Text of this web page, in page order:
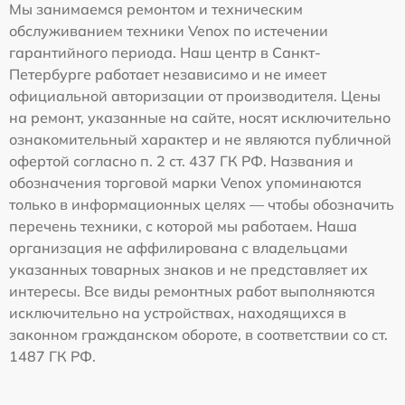
Мы занимаемся ремонтом и техническим
обслуживанием техники Venox по истечении
гарантийного периода. Наш центр в Санкт-
Петербурге работает независимо и не имеет
официальной авторизации от производителя. Цены
на ремонт, указанные на сайте, носят исключительно
ознакомительный характер и не являются публичной
офертой согласно п. 2 ст. 437 ГК РФ. Названия и
обозначения торговой марки Venox упоминаются
только в информационных целях — чтобы обозначить
перечень техники, с которой мы работаем. Наша
организация не аффилирована с владельцами
указанных товарных знаков и не представляет их
интересы. Все виды ремонтных работ выполняются
исключительно на устройствах, находящихся в
законном гражданском обороте, в соответствии со ст.
1487 ГК РФ.